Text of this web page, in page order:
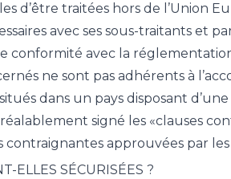
d’être traitées hors de l’Union
avec ses sous-traitants et
conformité avec la
ne sont pas adhérents à
dans un pays disposant
signé les «clauses
contraignantes approuvées par
ELLES SÉCURISÉES ?